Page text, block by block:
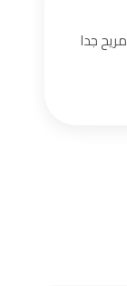
جدا